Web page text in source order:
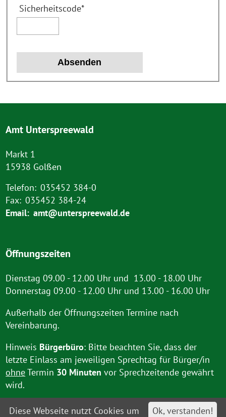
Sicherheitscode*
Amt Unterspreewald
Markt 1
15938 Golßen
Telefon: 035452 384-0
Fax: 035452 384-24
Email: amt@unterspreewald.de
Öffnungszeiten
Dienstag 09.00 - 12.00 Uhr und 13.00 - 18.00 Uhr
Donnerstag 09.00 - 12.00 Uhr und 13.00 - 16.00 Uhr
Außerhalb der Öffnungszeiten Termine nach
Vereinbarung.
Hinweis Bürgerbüro: Bitte beachten Sie, dass der
letzte Einlass am jeweiligen Sprechtag für Bürger/in
ohneTermin 30 Minuten vor Sprechzeitende gewährt
wird.
Ok, verstanden!
Diese Webseite nutzt Cookies um